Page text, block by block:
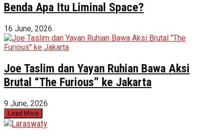
Benda Apa Itu Liminal Space?
16 June, 2026
Joe Taslim dan Yayan Ruhian Bawa Aksi
Brutal “The Furious” ke Jakarta
9 June, 2026
Load More